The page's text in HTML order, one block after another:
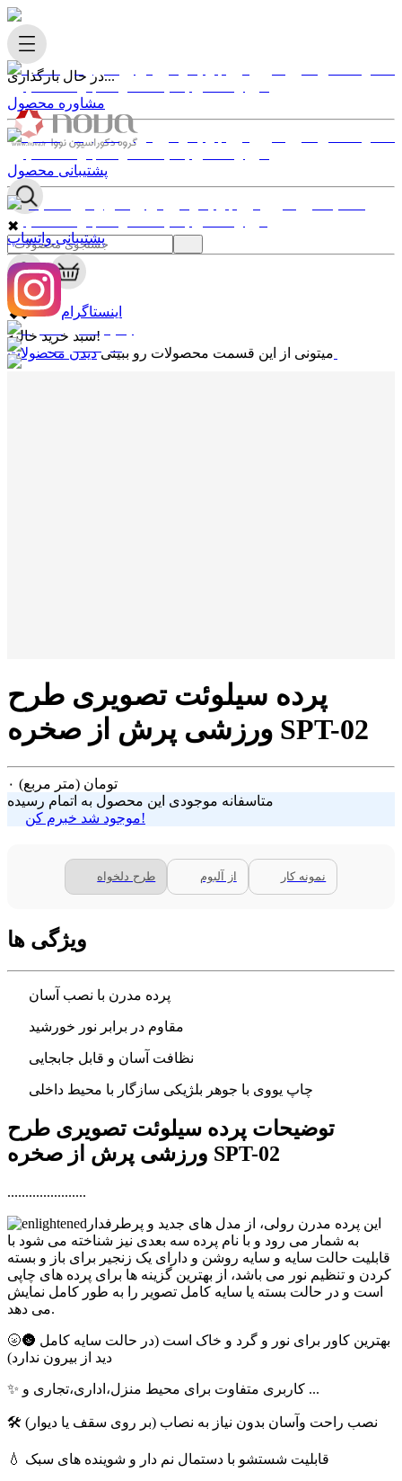
در حال بارگذاری...
✖
0
✖
سبد خرید خالیه!
میتونی از این قسمت محصولات رو ببینی
مشاوره محصول
پشتیبانی محصول
پشتیبانی واتساپ
اینستاگرام
پرده سیلوئت تصویری طرح
ورزشی پرش از صخره SPT-02
۰ تومان (متر مربع)
متاسفانه موجودی این محصول به اتمام رسیده
موجود شد خبرم کن!
طرح دلخواه از آلبوم نمونه کار
ویژگی ها
پرده مدرن با نصب آسان
مقاوم در برابر نور خورشید
نظافت آسان و قابل جابجایی
چاپ یووی با جوهر بلژیکی سازگار با محیط داخلی
توضیحات پرده سیلوئت تصویری طرح
ورزشی پرش از صخره SPT-02
......................
این پرده مدرن رولی، از مدل های جدید و پرطرفدار
به شمار می رود و با نام پرده سه بعدی نیز شناخته می شود با
قابلیت حالت سایه و سایه روشن و دارای یک زنجیر برای باز و بسته
کردن و تنظیم نور می باشد، از بهترین گزینه ها برای پرده های چاپی
است و در حالت بسته یا سایه کامل تصویر را به طور کامل نمایش
می دهد.
🌝🌚 بهترین کاور برای نور و گرد و خاک است (در حالت سایه کامل
دید از بیرون ندارد)
✨ کاربری متفاوت برای محیط منزل،اداری،تجاری و ...
🛠 نصب راحت وآسان بدون نیاز به نصاب (بر روی سقف یا دیوار)
💧 قابلیت شستشو با دستمال نم دار و شوینده های سبک